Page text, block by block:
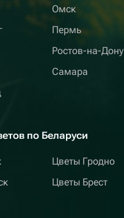
Омск
Пермь
Ростов-на-Дону
Самара
по Беларуси
Цветы Гродно
Цветы Брест